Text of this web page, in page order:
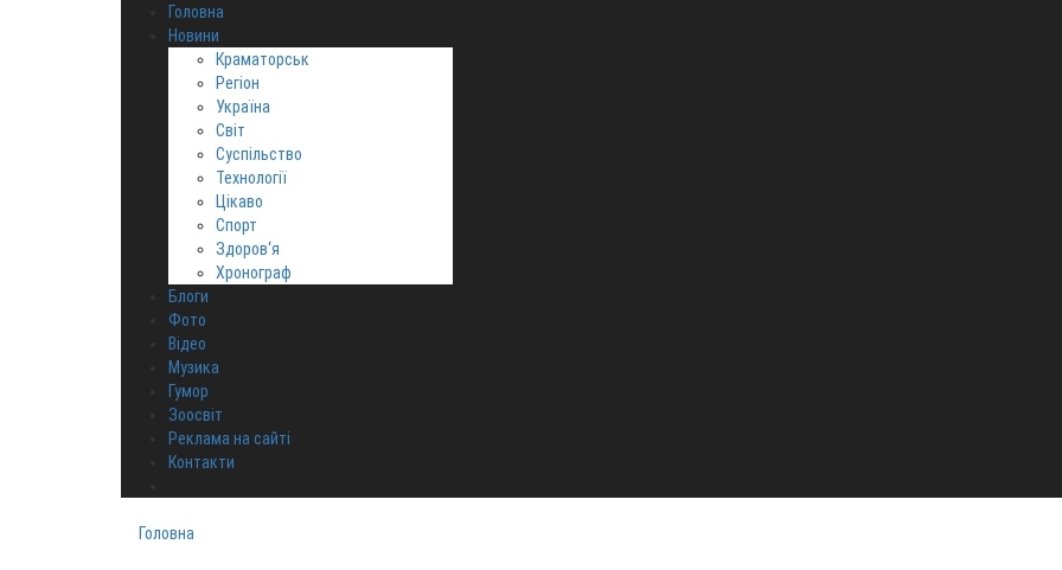
Головна
Новини
Краматорськ
Регіон
Україна
Світ
Суспільство
Технології
Цікаво
Спорт
Здоров‘я
Хронограф
Блоги
Фото
Відео
Музика
Гумор
Зоосвіт
Реклама на сайті
Контакти
Головна